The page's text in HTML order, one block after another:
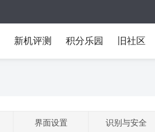
新机评测 积分乐园 旧社区
界面设置 识别与安全